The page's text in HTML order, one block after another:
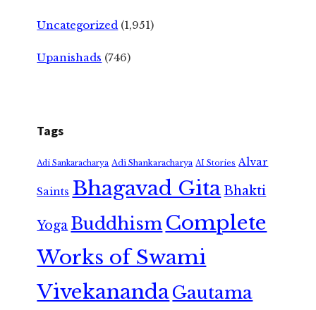
Uncategorized (1,951)
Upanishads (746)
Tags
Adi Sankaracharya Adi Shankaracharya AI Stories Alvar
Saints Bhagavad GitaBhakti
Yoga Buddhism Complete
Works of Swami
VivekanandaGautama